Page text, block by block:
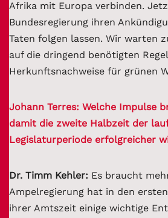
Afrika mit Europa verbinden.
Bundesregierung ihren
Taten folgen lassen. Wir warten
auf die dringend benötigten
Herkunftsnachweise für grünen
Johann Terres: Welche Impulse
damit die zweite Halbzeit der
Legislaturperiode erfolgreicher
Dr. Timm Kehler: Es braucht
Ampelregierung hat in den
ihrer Amtszeit einige wichtige